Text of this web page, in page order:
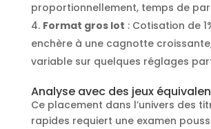
proportionnellement, temps de
Format gros lot : Cotisation de
enchère à une cagnotte
variable sur quelques réglages
Analyse avec des jeux
Ce placement dans l’univers des
rapides requiert une examen